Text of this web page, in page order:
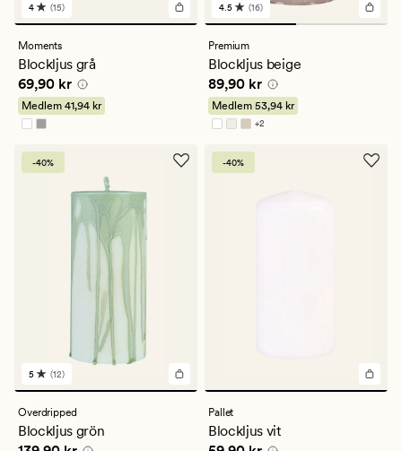
15
omdömen
med
ett
genomsnittligt
betyg
på
4
4 (15)
Moments
Blockljus grå
Pris 69,90 kr
69,90 kr
Medlem 41,94 kr
16
omdömen
med
ett
genomsnittligt
betyg
på
4.5
4.5 (16)
Premium
Blockljus beige
Pris 89,90 kr
89,90 kr
Medlem 53,94 kr
+2
Finns i fler färger
-40%
12
omdömen
med
ett
genomsnittligt
5 (12)
Overdripped
Blockljus grön
-40%
Pallet
Blockljus vit